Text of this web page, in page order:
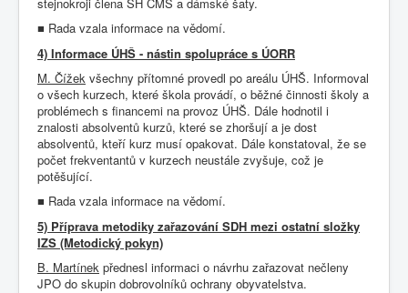
■ Rada vzala informace na vědomí.
4) Informace ÚHŠ - nástin spolupráce s ÚORR
M. Čížek všechny přítomné provedl po areálu ÚHŠ. Informoval
o všech kurzech, které škola provádí, o běžné činnosti školy a
problémech s financemi na provoz ÚHŠ. Dále hodnotil i
znalosti absolventů kurzů, které se zhoršují a je dost
absolventů, kteří kurz musí opakovat. Dále konstatoval, že se
počet frekventantů v kurzech neustále zvyšuje, což je
potěšující.
■ Rada vzala informace na vědomí.
5) Příprava metodiky zařazování SDH mezi ostatní složky
IZS (Metodický pokyn)
B. Martínek přednesl informaci o návrhu zařazovat nečleny
JPO do skupin dobrovolníků ochrany obyvatelstva.